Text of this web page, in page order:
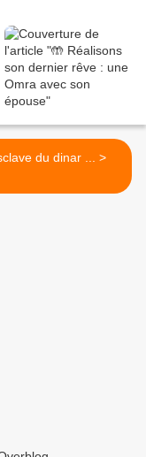
L'ésclave du dinar ... >